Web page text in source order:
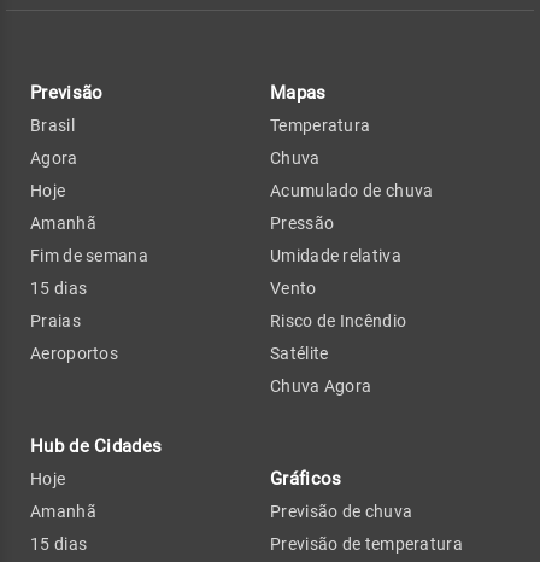
Previsão
Brasil
Agora
Hoje
Amanhã
Fim de semana
15 dias
Praias
Aeroportos
Hub de Cidades
Hoje
Amanhã
15 dias
Mapas
Temperatura
Chuva
Acumulado de chuva
Pressão
Umidade relativa
Vento
Risco de Incêndio
Satélite
Chuva Agora
Gráficos
Previsão de chuva
Previsão de temperatura